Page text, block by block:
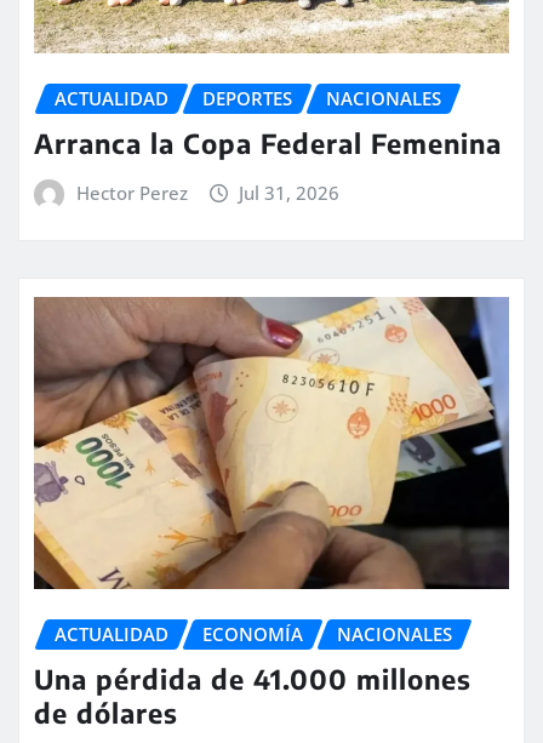
ACTUALIDAD DEPORTES NACIONALES
Arranca la Copa Federal Femenina
Hector Perez Jul 31, 2026
ACTUALIDAD ECONOMÍA NACIONALES
Una pérdida de 41.000 millones
de dólares